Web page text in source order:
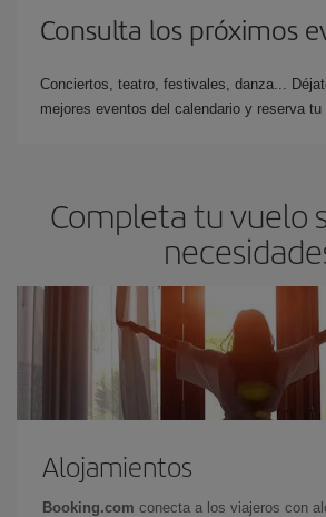
Consulta los próximos
Conciertos, teatro, festivales, danza...
mejores eventos del calendario y reserva
Completa tu vuelo
Alojamientos
Booking.com conecta a los viajeros con